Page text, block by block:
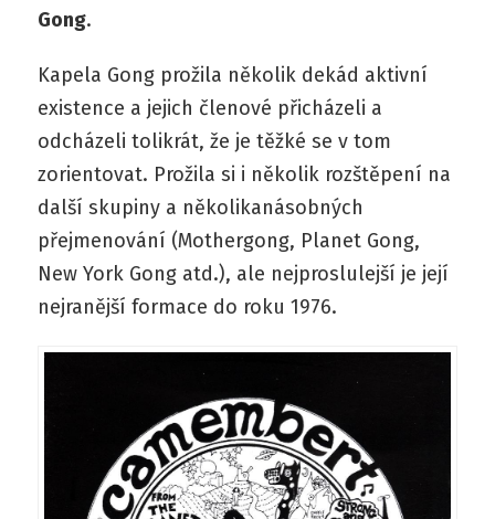
Gong.
Kapela Gong prožila několik dekád aktivní
existence a jejich členové přicházeli a
odcházeli tolikrát, že je těžké se v tom
zorientovat. Prožila si i několik rozštěpení na
další skupiny a několikanásobných
přejmenování (Mothergong, Planet Gong,
New York Gong atd.), ale nejproslulejší je její
nejranější formace do roku 1976.